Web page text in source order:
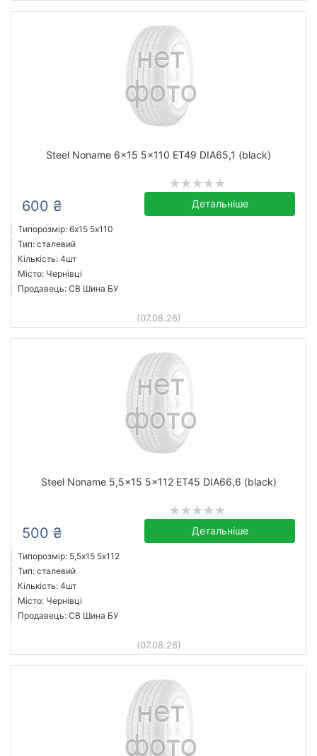
Steel Noname 6x15 5x110 ET49 DIA65,1 (black)
600 ₴ Детальніше
Типорозмір: 6x15 5х110
Тип: сталевий
Кількість: 4шт
Місто: Чернівці
Продавець: СВ Шина БУ
(07.08.26)
Steel Noname 5,5x15 5x112 ET45 DIA66,6 (black)
500 ₴ Детальніше
Типорозмір: 5,5x15 5х112
Тип: сталевий
Кількість: 4шт
Місто: Чернівці
Продавець: СВ Шина БУ
(07.08.26)